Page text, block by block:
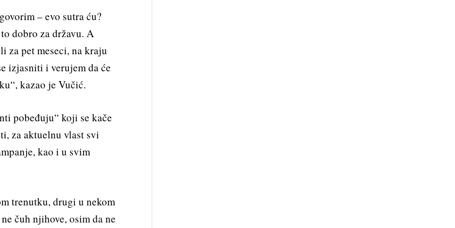
– evo sutra ću?
dobro za državu. A
za pet meseci, na kraju
izjasniti i verujem da će
kazao je Vučić.
pobeđuju“ koji se kače
za aktuelnu vlast svi
kao i u svim
trenutku, drugi u nekom
čuh njihove, osim da ne